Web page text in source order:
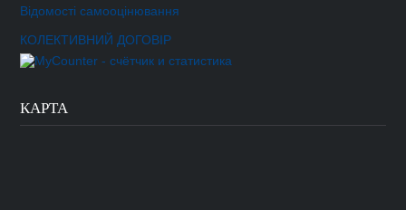
Відомості самооцінювання
КОЛЕКТИВНИЙ ДОГОВІР
КАРТА